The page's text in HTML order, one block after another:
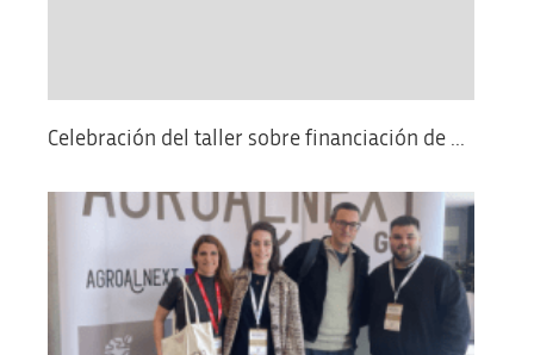
Celebración del taller sobre financiación de ...